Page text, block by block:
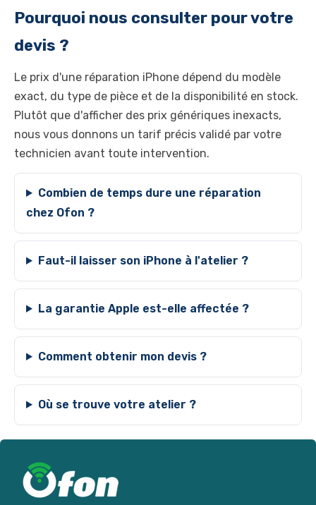
Pourquoi nous consulter pour votre
devis ?
Le prix d'une réparation iPhone dépend du modèle
exact, du type de pièce et de la disponibilité en stock.
Plutôt que d'afficher des prix génériques inexacts,
nous vous donnons un tarif précis validé par votre
technicien avant toute intervention.
Combien de temps dure une réparation
chez Ofon ?
Faut-il laisser son iPhone à l'atelier ?
La garantie Apple est-elle affectée ?
Comment obtenir mon devis ?
Où se trouve votre atelier ?